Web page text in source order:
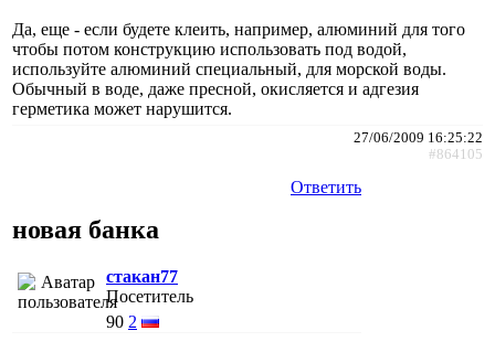
Да, еще - если будете клеить, например, алюминий для того
чтобы потом конструкцию использовать под водой,
используйте алюминий специальный, для морской воды.
Обычный в воде, даже пресной, окисляется и адгезия
герметика может нарушится.
27/06/2009 16:25:22
#864105
Ответить
новая банка
стакан77
Посетитель
90 2